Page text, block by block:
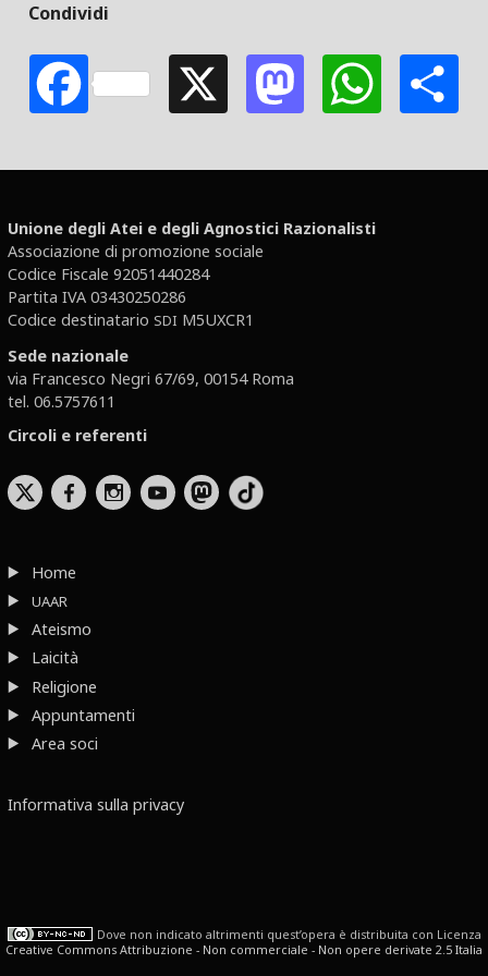
Condividi
FacebookX Mastodon
Unione degli Atei e degli Agnostici Razionalisti
Associazione di promozione sociale
Codice Fiscale 92051440284
Partita IVA 03430250286
Codice destinatario SDI M5UXCR1
Sede nazionale
via Francesco Negri 67/69, 00154 Roma
tel. 06.5757611
Circoli e referenti
b x r
Home
UAAR
Ateismo
Laicità
Religione
Appuntamenti
Area soci
Informativa sulla privacy
Dove non indicato altrimenti quest’opera è distribuita con Licenza
Creative Commons Attribuzione - Non commerciale - Non opere derivate 2.5 Italia